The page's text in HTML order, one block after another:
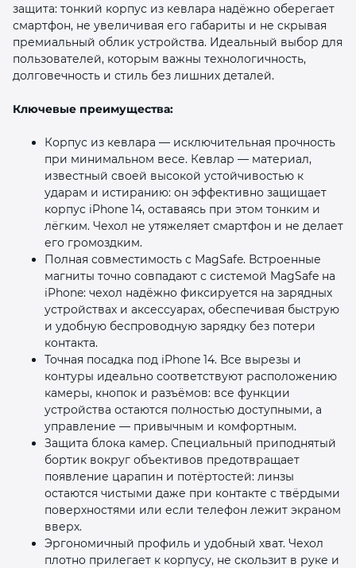
защита: тонкий корпус из кевлара надёжно оберегает
смартфон, не увеличивая его габариты и не скрывая
премиальный облик устройства. Идеальный выбор для
пользователей, которым важны технологичность,
долговечность и стиль без лишних деталей.
Ключевые преимущества:
Корпус из кевлара — исключительная прочность
при минимальном весе. Кевлар — материал,
известный своей высокой устойчивостью к
ударам и истиранию: он эффективно защищает
корпус iPhone 14, оставаясь при этом тонким и
лёгким. Чехол не утяжеляет смартфон и не делает
его громоздким.
Полная совместимость с MagSafe. Встроенные
магниты точно совпадают с системой MagSafe на
iPhone: чехол надёжно фиксируется на зарядных
устройствах и аксессуарах, обеспечивая быструю
и удобную беспроводную зарядку без потери
контакта.
Точная посадка под iPhone 14. Все вырезы и
контуры идеально соответствуют расположению
камеры, кнопок и разъёмов: все функции
устройства остаются полностью доступными, а
управление — привычным и комфортным.
Защита блока камер. Специальный приподнятый
бортик вокруг объективов предотвращает
появление царапин и потёртостей: линзы
остаются чистыми даже при контакте с твёрдыми
поверхностями или если телефон лежит экраном
вверх.
Эргономичный профиль и удобный хват. Чехол
плотно прилегает к корпусу, не скользит в руке и